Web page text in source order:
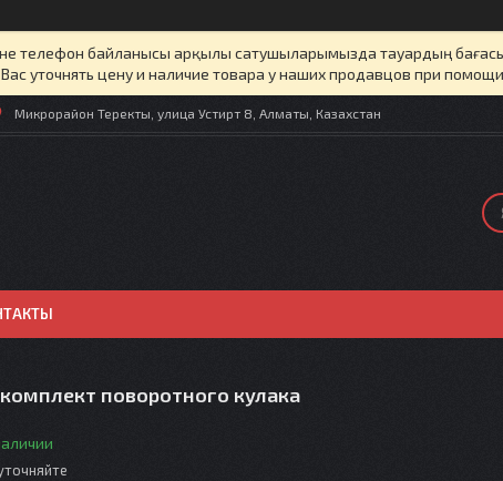
телефон байланысы арқылы сатушыларымызда тауардың
уточнять цену и наличие товара у наших продавцов при
Микрорайон Теректы, улица Устирт 8, Алматы, Казахстан
поворотного кулака